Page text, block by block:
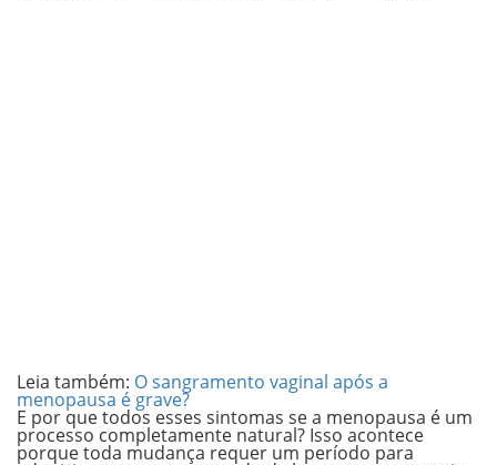
Leia também: O sangramento vaginal após a
menopausa é grave?
E por que todos esses sintomas se a menopausa é um
processo completamente natural? Isso acontece
porque toda mudança requer um período para